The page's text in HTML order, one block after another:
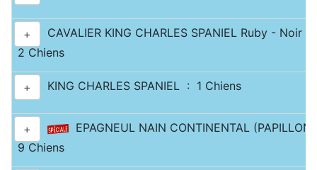
+
CAVALIER KING CHARLES SPANIEL Ruby - Noir
2 Chiens
+ KING CHARLES SPANIEL : 1 Chiens
+
EPAGNEUL NAIN CONTINENTAL
9 Chiens